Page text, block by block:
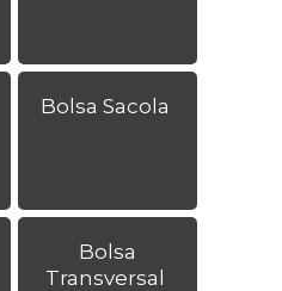
Bolsa Sacola
Bolsa
Transversal